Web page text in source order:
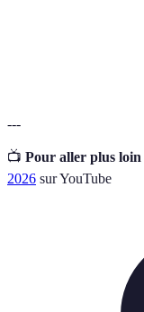
---
📺 Pour aller plus loin
2026 sur YouTube